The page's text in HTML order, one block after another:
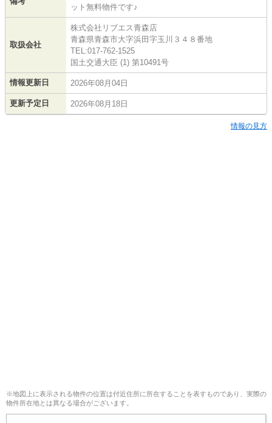
ット無料物件です♪
取扱会社
株式会社リブエス青森店
青森県青森市大字浜田字玉川３４８番地
TEL:017-762-1525
国土交通大臣 (1) 第10491号
情報更新日 2026年08月04日
更新予定日 2026年08月18日
情報の見方
※地図上に表示される物件の位置は付近住所に所在することを表すものであり、実際の
物件所在地とは異なる場合がございます。